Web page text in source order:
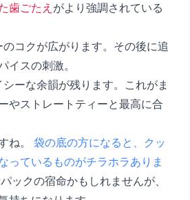
歯ごたえ がより強調されている
コクが広がります。その後に追
イスの刺激。
ーな余韻が残ります。これがま
やストレートティーと最高に合
ね。 袋の底の方になると、クッ
っているものがチラホラありま
ックの宿命かもしれませんが、